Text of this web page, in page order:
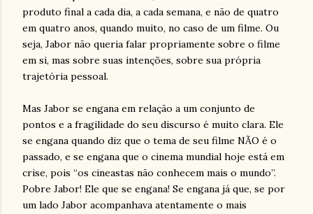
produto final a cada dia, a cada semana, e não de quatro
em quatro anos, quando muito, no caso de um filme. Ou
seja, Jabor não queria falar propriamente sobre o filme
em si, mas sobre suas intenções, sobre sua própria
trajetória pessoal.
Mas Jabor se engana em relação a um conjunto de
pontos e a fragilidade do seu discurso é muito clara. Ele
se engana quando diz que o tema de seu filme NÃO é o
passado, e se engana que o cinema mundial hoje está em
crise, pois “os cineastas não conhecem mais o mundo”.
Pobre Jabor! Ele que se engana! Se engana já que, se por
um lado Jabor acompanhava atentamente o mais